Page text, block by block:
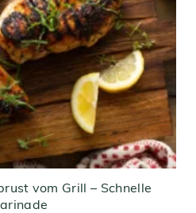
vom Grill – Schnelle